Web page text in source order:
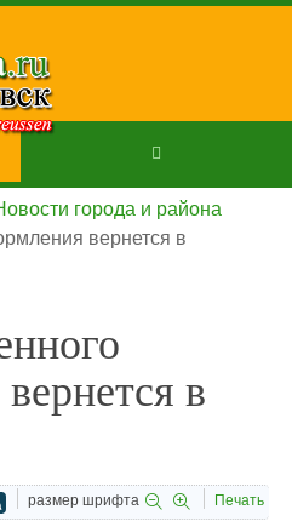
города и района
вернется в
в
размер шрифта Печать